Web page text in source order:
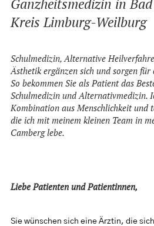
Ganzheitsmedizin in
Kreis Limburg-Weilburg
Schulmedizin, Alternative
Ästhetik ergänzen sich und sorgen
So bekommen Sie als Patient das
Schulmedizin und Alternativmedizin.
Kombination aus Menschlichkeit und
die ich mit meinem kleinen Team in
Camberg lebe.
Liebe Patienten und Patientinnen,
Sie wünschen sich eine Ärztin, die